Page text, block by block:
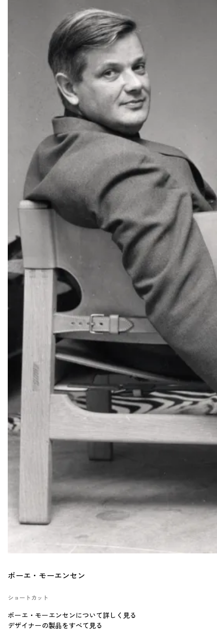
ボーエ・モーエンセン
ショートカット
ボーエ・モーエンセンについて詳しく見る
デザイナーの製品をすべて見る